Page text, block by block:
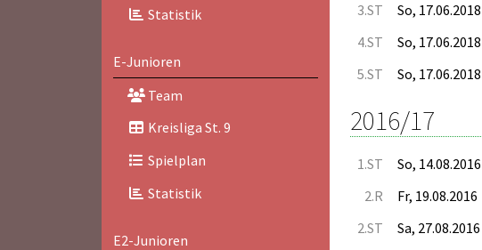
Statistik
E-Junioren
Team
Kreisliga St. 9
Spielplan
Statistik
E2-Junioren
3.ST
So, 17.06.2018
4.ST
So, 17.06.2018
5.ST
So, 17.06.2018
2016/17
1.ST So, 14.08.2016
2.R
Fr, 19.08.2016
2.ST
Sa, 27.08.2016